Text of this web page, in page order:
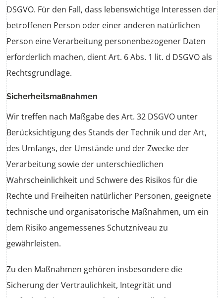
DSGVO. Für den Fall, dass lebenswichtige Interessen der
betroffenen Person oder einer anderen natürlichen
Person eine Verarbeitung personenbezogener Daten
erforderlich machen, dient Art. 6 Abs. 1 lit. d DSGVO als
Rechtsgrundlage.
Sicherheitsmaßnahmen
Wir treffen nach Maßgabe des Art. 32 DSGVO unter
Berücksichtigung des Stands der Technik und der Art,
des Umfangs, der Umstände und der Zwecke der
Verarbeitung sowie der unterschiedlichen
Wahrscheinlichkeit und Schwere des Risikos für die
Rechte und Freiheiten natürlicher Personen, geeignete
technische und organisatorische Maßnahmen, um ein
dem Risiko angemessenes Schutzniveau zu
gewährleisten.
Zu den Maßnahmen gehören insbesondere die
Sicherung der Vertraulichkeit, Integrität und